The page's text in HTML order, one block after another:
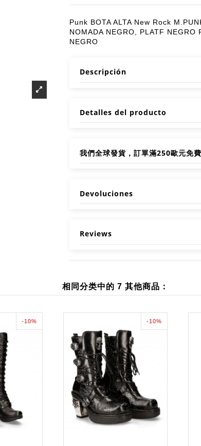
Punk BOTA ALTA New Rock
NOMADA NEGRO, PLATF NEGRO
NEGRO
Descripción
Detalles del producto
我們全球發貨，訂單滿250歐元免費
Devoluciones
Reviews
相同分类中的 7 其他商品：
-10% -10%